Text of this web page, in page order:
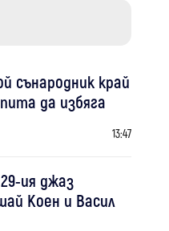
сънародник край
да избяга
13:47
ия джаз
Коен и Васил